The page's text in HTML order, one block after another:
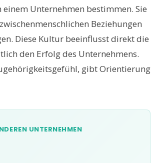
Unternehmen bestimmen. Sie
Beziehungen
Diese Kultur beeinflusst direkt die
den Erfolg des Unternehmens.
gibt Orientierung
UNTERNEHMEN